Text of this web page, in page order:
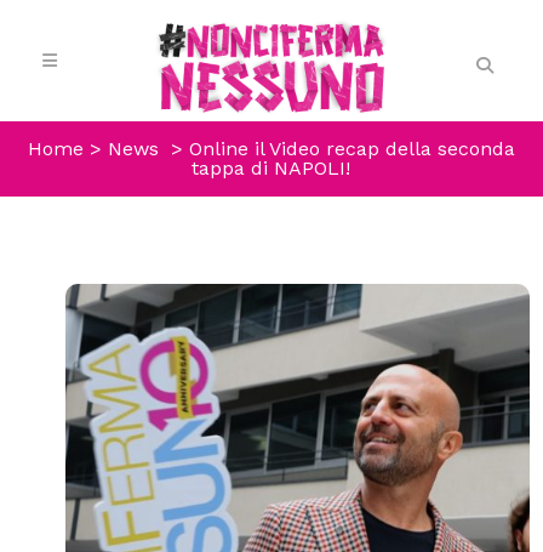
Home > News > Online il Video recap della seconda
tappa di NAPOLI!